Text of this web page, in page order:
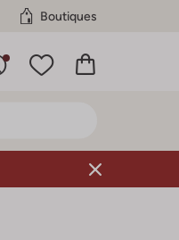
Boutiques